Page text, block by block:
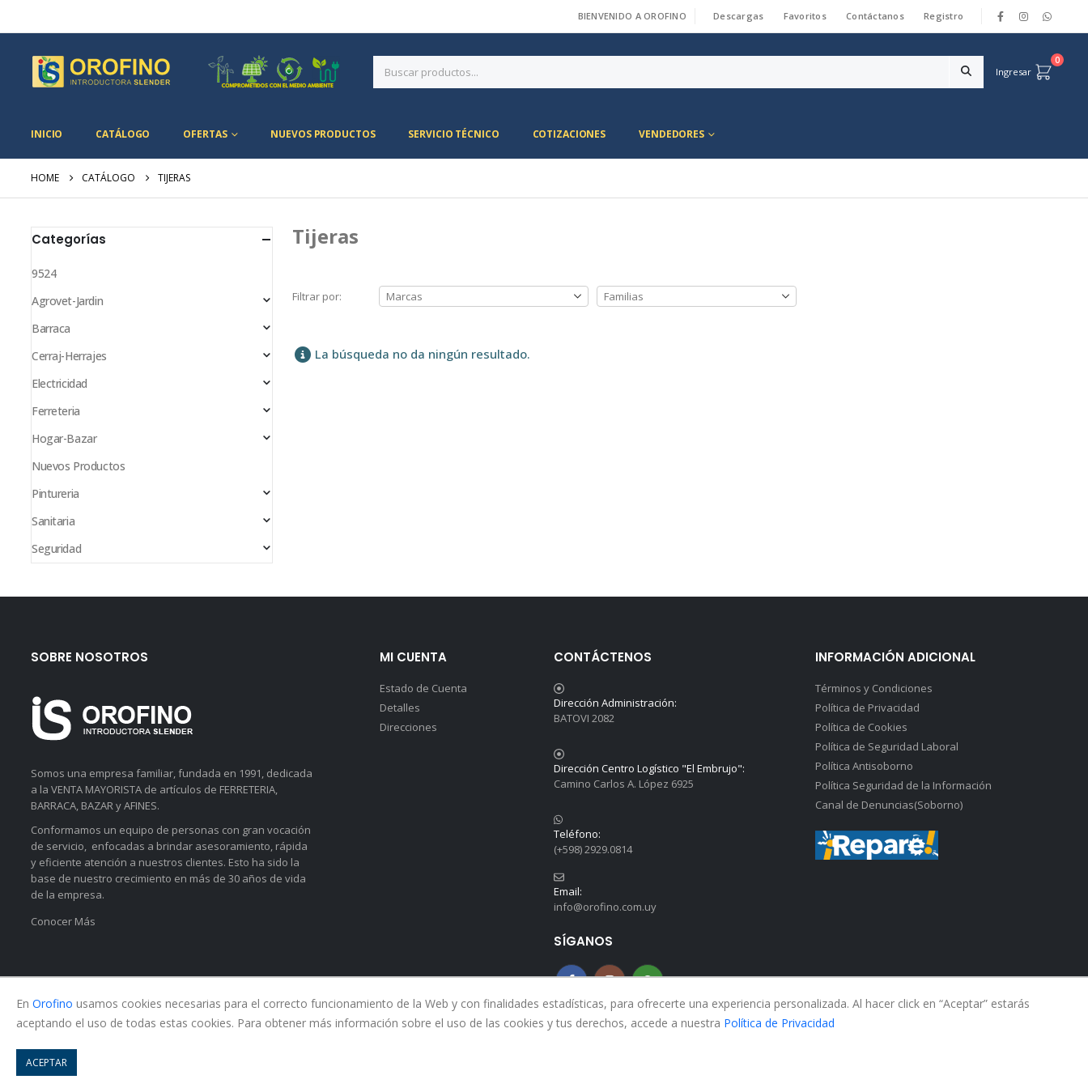
BIENVENIDO A OROFINO Descargas Favoritos Contáctanos Registro
Ingresar
0
INICIO CATÁLOGO OFERTAS NUEVOS PRODUCTOS SERVICIO TÉCNICO COTIZACIONES VENDEDORES
HOME CATÁLOGO TIJERAS
Tijeras
Filtrar por:
La búsqueda no da ningún resultado.
Categorías
9524
Agrovet-Jardin
Barraca
Cerraj-Herrajes
Electricidad
Ferreteria
Hogar-Bazar
Nuevos Productos
Pintureria
Sanitaria
Seguridad
SOBRE NOSOTROS
Somos una empresa familiar, fundada en 1991, dedicada
a la VENTA MAYORISTA de artículos de FERRETERIA,
BARRACA, BAZAR y AFINES.
Conformamos un equipo de personas con gran vocación
de servicio, enfocadas a brindar asesoramiento, rápida
y eficiente atención a nuestros clientes. Esto ha sido la
base de nuestro crecimiento en más de 30 años de vida
de la empresa.
Conocer Más
MI CUENTA
Estado de Cuenta
Detalles
Direcciones
CONTÁCTENOS
Dirección Administración:
BATOVI 2082
Dirección Centro Logístico "El Embrujo":
Camino Carlos A. López 6925
Teléfono:
(+598) 2929.0814
Email:
info@orofino.com.uy
SÍGANOS
INFORMACIÓN ADICIONAL
Términos y Condiciones
Política de Privacidad
Política de Cookies
Política de Seguridad Laboral
Política Antisoborno
Política Seguridad de la Información
Canal de Denuncias(Soborno)
En Orofino usamos cookies necesarias para el correcto funcionamiento de la Web y con finalidades estadísticas, para ofrecerte una experiencia personalizada. Al hacer click en “Aceptar” estarás
aceptando el uso de todas estas cookies. Para obtener más información sobre el uso de las cookies y tus derechos, accede a nuestra Política de Privacidad
ACEPTAR